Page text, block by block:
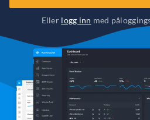
Eller logg inn med